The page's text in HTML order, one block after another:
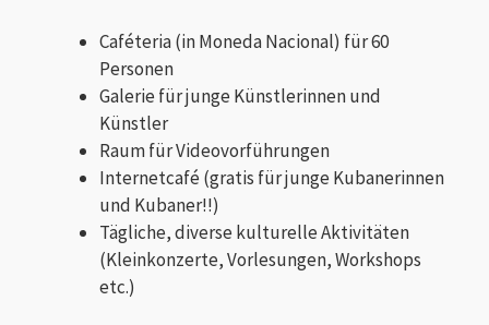
Caféteria (in Moneda Nacional) für 60
Personen
Galerie für junge Künstlerinnen und
Künstler
Raum für Videovorführungen
Internetcafé (gratis für junge Kubanerinnen
und Kubaner!!)
Tägliche, diverse kulturelle Aktivitäten
(Kleinkonzerte, Vorlesungen, Workshops
etc.)